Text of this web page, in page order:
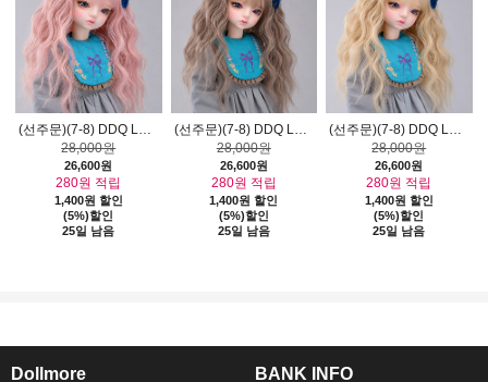
(선주문)(7-8) DDQ Long Wig (Pink)
28,000원
26,600원
280원 적립
1,400원 할인
(5%)할인
25일 남음
(선주문)(7-8) DDQ Long Wig (Brown)
28,000원
26,600원
280원 적립
1,400원 할인
(5%)할인
25일 남음
(선주문)(7-8) DDQ Long Wig (Blonde)
28,000원
26,600원
280원 적립
1,400원 할인
(5%)할인
25일 남음
Dollmore BANK INFO